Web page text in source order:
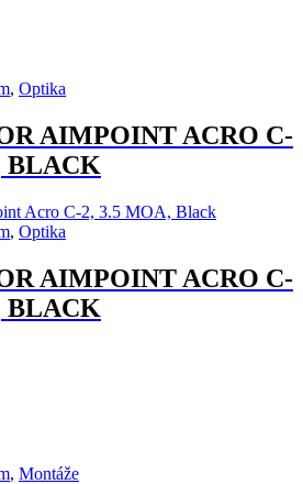
, Optika
AIMPOINT ACRO C-
BLACK
, Optika
AIMPOINT ACRO C-
BLACK
, Montáže